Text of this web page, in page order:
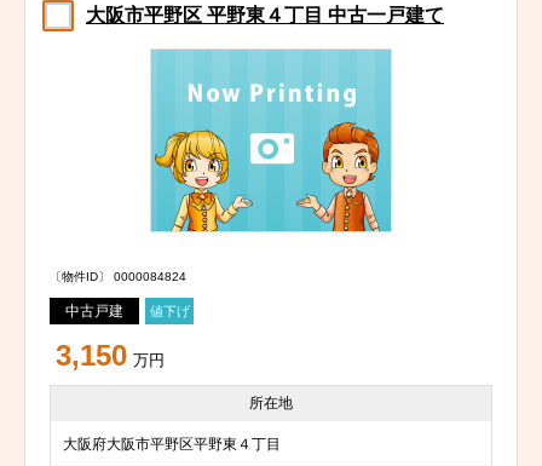
大阪市平野区 平野東４丁目 中古一戸建て
〔物件ID〕 0000084824
中古戸建 値下げ
3,150 万円
所在地
大阪府大阪市平野区平野東４丁目